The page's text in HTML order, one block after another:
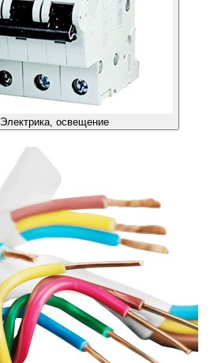
Электрика, освещение